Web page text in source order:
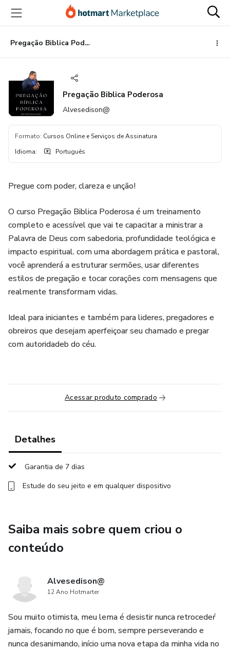
para
conteúdo
principal
para
pagamento
para
rodapé
Pregação Biblica Poderosa
Pregação Biblica Poderosa
Alvesedison@
Formato: Cursos Online e Serviços de Assinatura
Idioma: Português
Pregue com poder, clareza e unção!
O curso Pregação Biblica Poderosa é um treinamento
completo e acessível que vai te capacitar a ministrar a
Palavra de Deus com sabedoria, profundidade teológica e
impacto espiritual. com uma abordagem prática e pastoral,
você aprenderá a estruturar sermões, usar diferentes
estilos de pregação e tocar corações com mensagens que
realmente transformam vidas.
Ideal para iniciantes e também para lideres, pregadores e
obreiros que desejam aperfeiçoar seu chamado e pregar
com autoridadeb do céu.
Acessar produto comprado
Detalhes
Garantia de 7 dias
Estude do seu jeito e em qualquer dispositivo
Saiba mais sobre quem criou o
conteúdo
Alvesedison@
12 Ano Hotmarter
Sou muito otimista, meu lema é desistir nunca retrocedeŕ
jamais, focando no que é bom, sempre perseverando e
nunca desanimando, início uma nova etapa da minha vida no